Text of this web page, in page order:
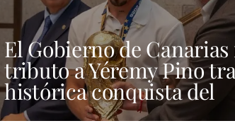
El Gobierno de
tributo a Yéremy Pino
histórica conquista del
Mundial de Fútbol